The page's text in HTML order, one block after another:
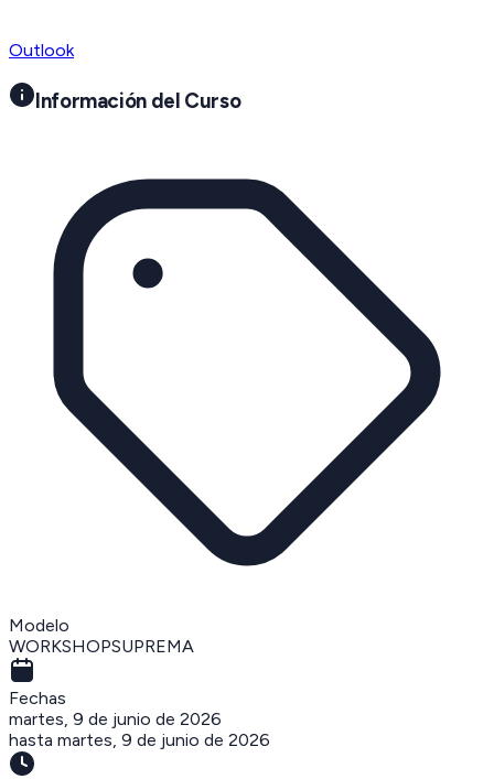
Outlook
Información del Curso
Modelo
WORKSHOPSUPREMA
Fechas
martes, 9 de junio de 2026
hasta martes, 9 de junio de 2026